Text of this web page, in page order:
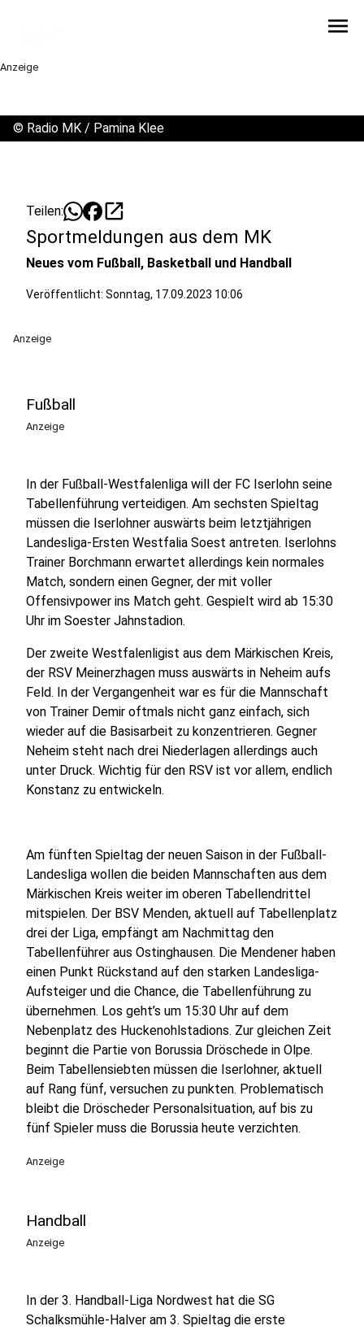
menu
Anzeige
© Radio MK / Pamina Klee
Teilen: open_in_new
Sportmeldungen aus dem MK
Neues vom Fußball, Basketball und Handball
Veröffentlicht: Sonntag, 17.09.2023 10:06
Anzeige
Fußball
Anzeige
In der Fußball-Westfalenliga will der FC Iserlohn seine
Tabellenführung verteidigen. Am sechsten Spieltag
müssen die Iserlohner auswärts beim letztjährigen
Landesliga-Ersten Westfalia Soest antreten. Iserlohns
Trainer Borchmann erwartet allerdings kein normales
Match, sondern einen Gegner, der mit voller
Offensivpower ins Match geht. Gespielt wird ab 15:30
Uhr im Soester Jahnstadion.
Der zweite Westfalenligist aus dem Märkischen Kreis,
der RSV Meinerzhagen muss auswärts in Neheim aufs
Feld. In der Vergangenheit war es für die Mannschaft
von Trainer Demir oftmals nicht ganz einfach, sich
wieder auf die Basisarbeit zu konzentrieren. Gegner
Neheim steht nach drei Niederlagen allerdings auch
unter Druck. Wichtig für den RSV ist vor allem, endlich
Konstanz zu entwickeln.
Am fünften Spieltag der neuen Saison in der Fußball-
Landesliga wollen die beiden Mannschaften aus dem
Märkischen Kreis weiter im oberen Tabellendrittel
mitspielen. Der BSV Menden, aktuell auf Tabellenplatz
drei der Liga, empfängt am Nachmittag den
Tabellenführer aus Ostinghausen. Die Mendener haben
einen Punkt Rückstand auf den starken Landesliga-
Aufsteiger und die Chance, die Tabellenführung zu
übernehmen. Los geht’s um 15:30 Uhr auf dem
Nebenplatz des Huckenohlstadions. Zur gleichen Zeit
beginnt die Partie von Borussia Dröschede in Olpe.
Beim Tabellensiebten müssen die Iserlohner, aktuell
auf Rang fünf, versuchen zu punkten. Problematisch
bleibt die Dröscheder Personalsituation, auf bis zu
fünf Spieler muss die Borussia heute verzichten.
Anzeige
Handball
Anzeige
In der 3. Handball-Liga Nordwest hat die SG
Schalksmühle-Halver am 3. Spieltag die erste